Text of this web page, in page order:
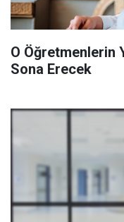
O Öğretmenlerin
Sona Erecek